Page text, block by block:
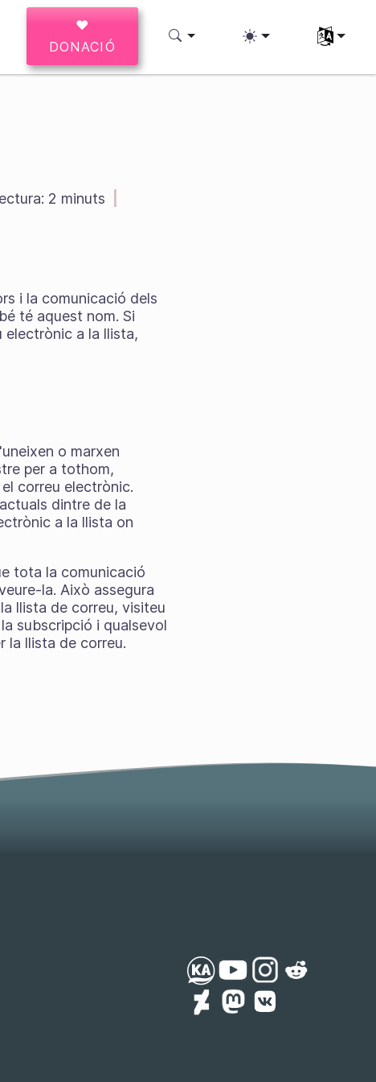
♥
DONACIÓ
2 minuts
i la comunicació dels
té aquest nom. Si
electrònic a la llista,
o marxen
per a tothom,
correu electrònic.
dintre de la
a la llista on
tota la comunicació
la. Això assegura
llista de correu, visiteu
subscripció i qualsevol
la llista de correu.